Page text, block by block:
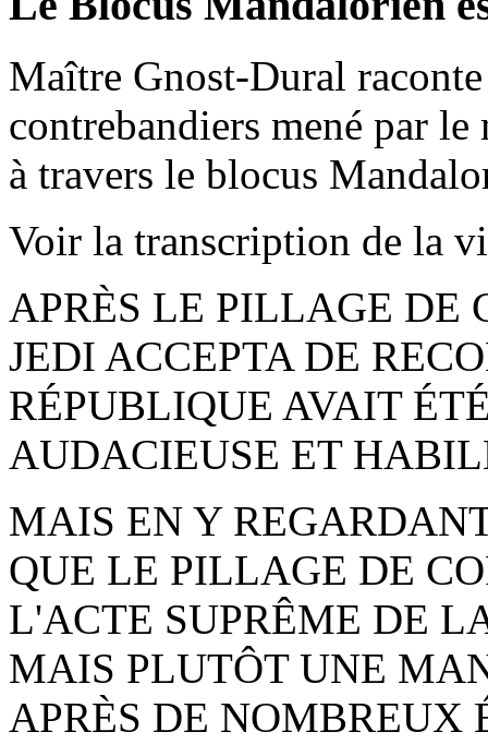
Maître Gnost-Dural
contrebandiers mené par
à travers le blocus
Voir la transcription de la
APRÈS LE PILLAGE DE
JEDI ACCEPTA DE
RÉPUBLIQUE AVAIT
AUDACIEUSE ET
MAIS EN Y
QUE LE PILLAGE DE
L'ACTE SUPRÊME DE
MAIS PLUTÔT UNE
APRÈS DE NOMBREUX